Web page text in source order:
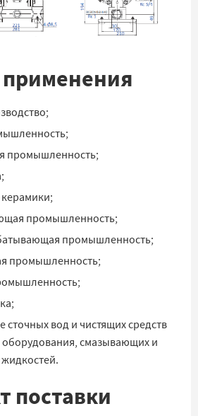
промышленность;
промышленность;
промышленность;
промышленность;
сточных вод и чистящих средств
смазывающих и
поставки